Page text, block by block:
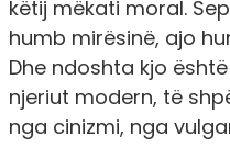
këtij mëkati moral.
humb mirësinë, ajo
Dhe ndoshta kjo
njeriut modern, të
nga cinizmi, nga